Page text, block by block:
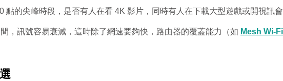
點的尖峰時段，是否有人在看 4K 影片，同時有人在下載大型遊戲或開視訊會
，訊號容易衰減，這時除了網速要夠快，路由器的覆蓋能力（如 Mesh Wi-